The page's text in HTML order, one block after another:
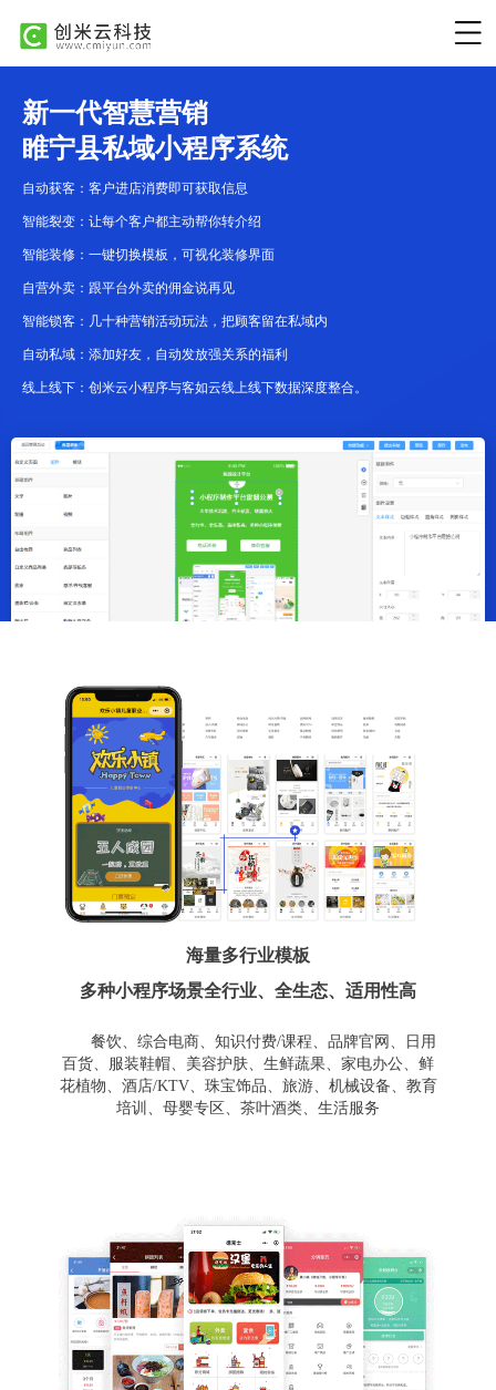
新一代智慧营销
睢宁县私域小程序系统
自动获客：客户进店消费即可获取信息
智能裂变：让每个客户都主动帮你转介绍
智能装修：一键切换模板，可视化装修界面
自营外卖：跟平台外卖的佣金说再见
智能锁客：几十种营销活动玩法，把顾客留在私域内
自动私域：添加好友，自动发放强关系的福利
线上线下：创米云小程序与客如云线上线下数据深度整合。
海量多行业模板
多种小程序场景全行业、全生态、适用性高
餐饮、综合电商、知识付费/课程、品牌官网、日用
百货、服装鞋帽、美容护肤、生鲜蔬果、家电办公、鲜
花植物、酒店/KTV、珠宝饰品、旅游、机械设备、教育
培训、母婴专区、茶叶酒类、生活服务